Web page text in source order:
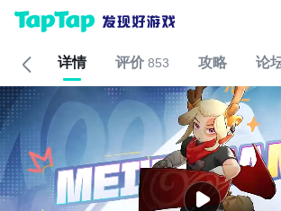
详情 评价 853 攻略 论